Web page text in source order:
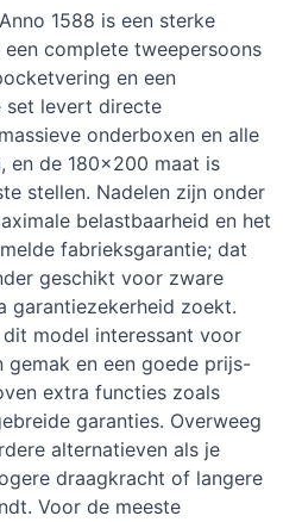
1588 is een sterke
complete tweepersoons
en een
set levert directe
onderboxen en alle
en de 180×200 maat is
stellen. Nadelen zijn onder
belastbaarheid en het
fabrieksgarantie; dat
geschikt voor zware
garantiezekerheid zoekt.
model interessant voor
en een goede prijs-
extra functies zoals
garanties. Overweeg
alternatieven als je
draagkracht of langere
Voor de meeste